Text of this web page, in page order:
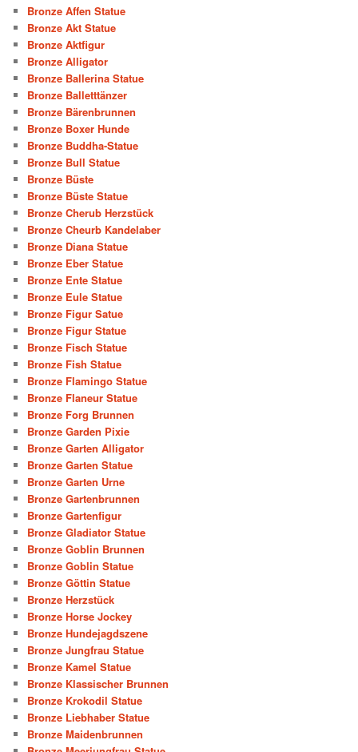
Bronze Affen Statue
Bronze Akt Statue
Bronze Aktfigur
Bronze Alligator
Bronze Ballerina Statue
Bronze Balletttänzer
Bronze Bärenbrunnen
Bronze Boxer Hunde
Bronze Buddha-Statue
Bronze Bull Statue
Bronze Büste
Bronze Büste Statue
Bronze Cherub Herzstück
Bronze Cheurb Kandelaber
Bronze Diana Statue
Bronze Eber Statue
Bronze Ente Statue
Bronze Eule Statue
Bronze Figur Satue
Bronze Figur Statue
Bronze Fisch Statue
Bronze Fish Statue
Bronze Flamingo Statue
Bronze Flaneur Statue
Bronze Forg Brunnen
Bronze Garden Pixie
Bronze Garten Alligator
Bronze Garten Statue
Bronze Garten Urne
Bronze Gartenbrunnen
Bronze Gartenfigur
Bronze Gladiator Statue
Bronze Goblin Brunnen
Bronze Goblin Statue
Bronze Göttin Statue
Bronze Herzstück
Bronze Horse Jockey
Bronze Hundejagdszene
Bronze Jungfrau Statue
Bronze Kamel Statue
Bronze Klassischer Brunnen
Bronze Krokodil Statue
Bronze Liebhaber Statue
Bronze Maidenbrunnen